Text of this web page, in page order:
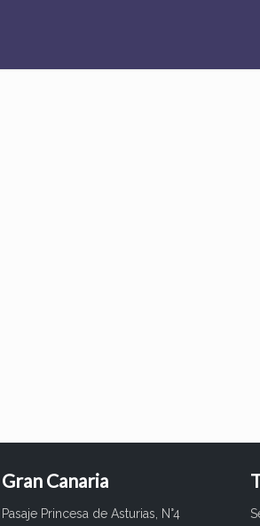
Gran Canaria
Pasaje Princesa de Asturias, N°4